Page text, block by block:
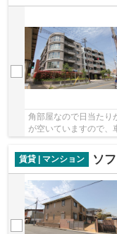
角部屋なので日当たり
が空いていますので、
賃貸 | マンション
ソ